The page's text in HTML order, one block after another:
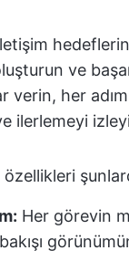
ve
verin, her
ilerlemeyi
Her görevin